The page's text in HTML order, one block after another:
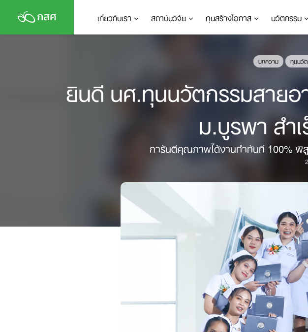
content
เกี่ยวกับเรา สถาบันวิจัย ทุนสร้างโอกาส นวัตกรรม
บทความ ทุนนวั
ยินดี นศ.ทุนนวัตกรรมสาย
ม.บูรพา สำ
การันตีคุณภาพได้งานทำทันที 100% พิ